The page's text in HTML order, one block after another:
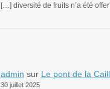
[…] diversité de fruits n’a été
admin sur Le pont de la
30 juillet 2025